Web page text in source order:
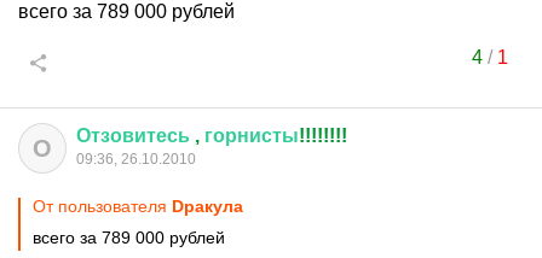
всего за 789 000 рублей
4/ 1
О Отзовитесь , горнисты!!!!!!!!
09:36, 26.10.2010
От пользователя Dракула
всего за 789 000 рублей